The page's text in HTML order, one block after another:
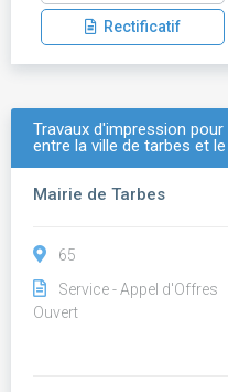
Rectificatif
Travaux d'impression
entre la ville de tarbes et
Mairie de Tarbes
65
Service - Appel d'Offres
Ouvert